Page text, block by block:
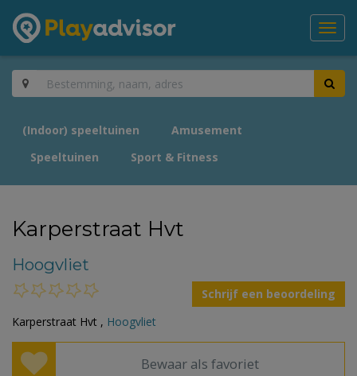
(Indoor) speeltuinen
Amusement
Speeltuinen
Sport & Fitness
Karperstraat Hvt
Hoogvliet
Schrijf een beoordeling
Karperstraat Hvt , Hoogvliet
Bewaar als favoriet